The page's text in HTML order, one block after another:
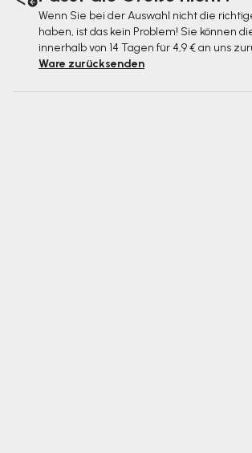
Wenn Sie bei der Auswahl nicht die
haben, ist das kein Problem! Sie können
innerhalb von 14 Tagen für 4,9 € an uns
Ware zurücksenden